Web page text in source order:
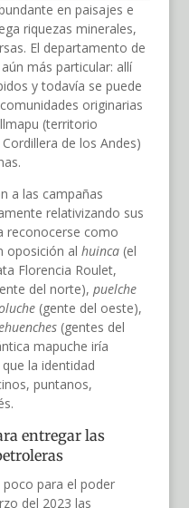
en paisajes e
riquezas minerales,
El departamento de
más particular: allí
y todavía se puede
originarias
(territorio
de los Andes)
a las campañas
relativizando sus
reconocerse como
oposición al huinca(el
Florencia Roulet,
del norte), puelche
(gente del oeste),
(gentes del
mapuche iría
la identidad
puntanos,
entregar las
para el poder
del 2023 las